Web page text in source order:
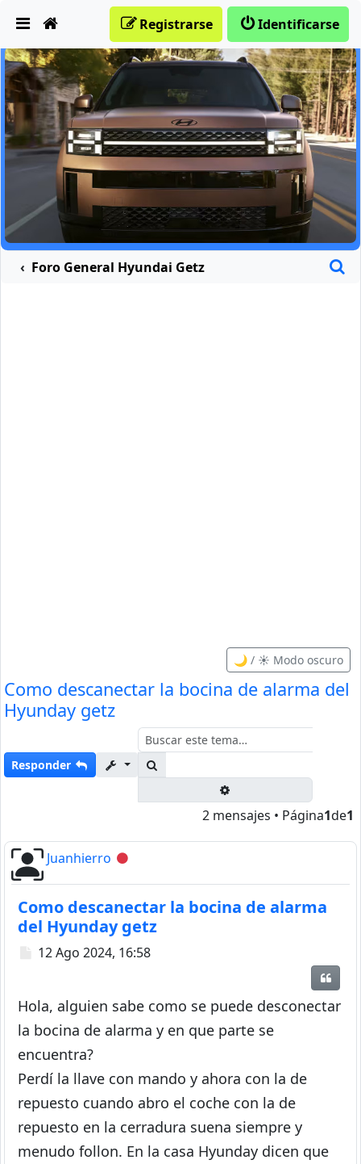
Identificarse
Registrarse
Foro General Hyundai Getz
🌙 / ☀️ Modo oscuro
Como descanectar la bocina de alarma del
Hyunday getz
Responder
2 mensajes • Página1de1
Juanhierro Desconectado
Como descanectar la bocina de alarma
del Hyunday getz
Mensaje
12 Ago 2024, 16:58
Hola, alguien sabe como se puede desconectar
la bocina de alarma y en que parte se
encuentra?
Perdí la llave con mando y ahora con la de
repuesto cuando abro el coche con la de
repuesto en la cerradura suena siempre y
menudo follon. En la casa Hyunday dicen que